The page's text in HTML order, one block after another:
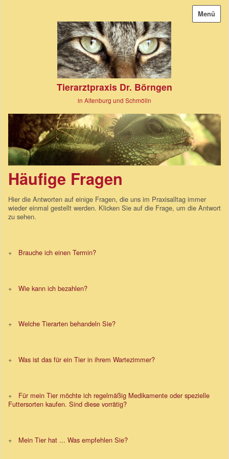
Menü
Tierarztpraxis Dr. Börngen
in Altenburg und Schmölln
Häufige Fragen
Hier die Antworten auf einige Fragen, die uns im Praxisalltag immer
wieder einmal gestellt werden. Klicken Sie auf die Frage, um die Antwort
zu sehen.
Brauche ich einen Termin?
Wie kann ich bezahlen?
Welche Tierarten behandeln Sie?
Was ist das für ein Tier in ihrem Wartezimmer?
Für mein Tier möchte ich regelmäßig Medikamente oder spezielle
Futtersorten kaufen. Sind diese vorrätig?
Mein Tier hat ... Was empfehlen Sie?